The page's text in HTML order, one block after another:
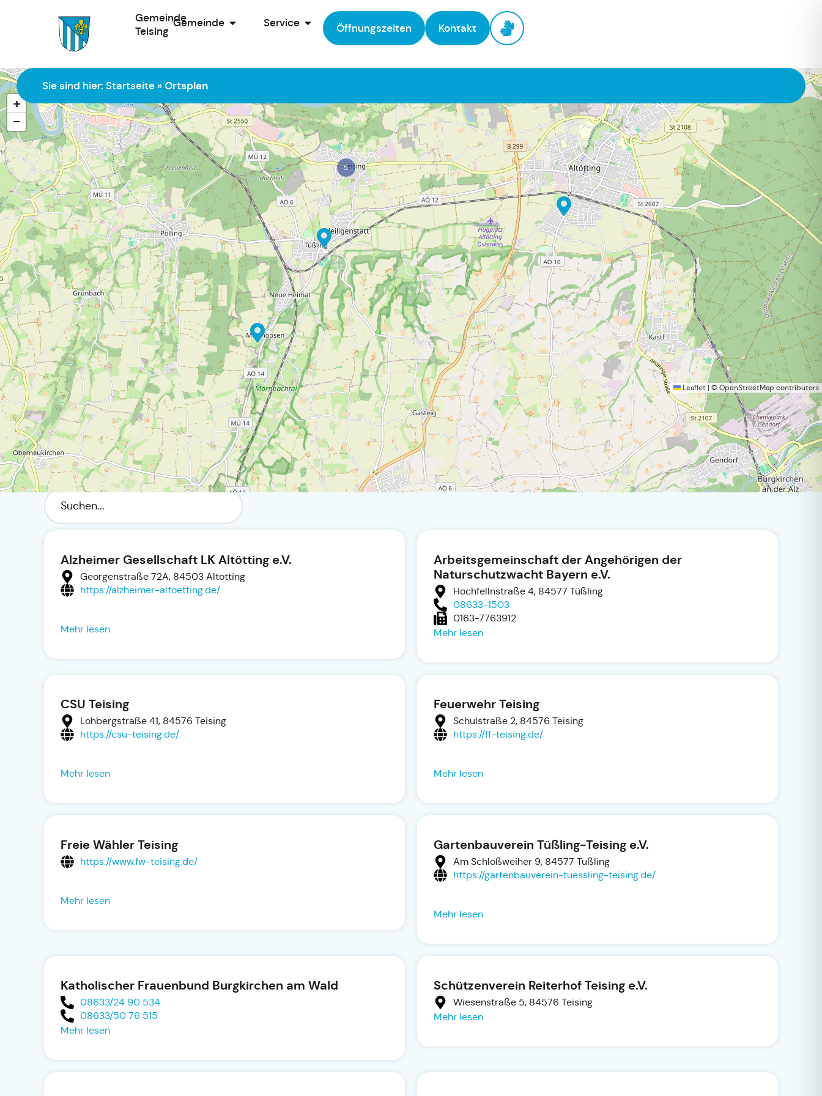
Gemeinde
Teising
Gemeinde Service Öffnungszeiten Kontakt
Sie sind hier: Startseite »Ortsplan
5
+
−
Leaflet | © OpenStreetMap contributors
Alles rund um Gemeinde Teising
Filtern Sie ihre Suche:
Firmen Vereine
Alzheimer Gesellschaft LK Altötting e.V.
Georgenstraße 72A, 84503 Altötting
https://alzheimer-altoetting.de/
Mehr lesen
Arbeitsgemeinschaft der Angehörigen der
Naturschutzwacht Bayern e.V.
Hochfellnstraße 4, 84577 Tüßling
08633-1503
0163-7763912
Mehr lesen
CSU Teising
Lohbergstraße 41, 84576 Teising
https://csu-teising.de/
Mehr lesen
Feuerwehr Teising
Schulstraße 2, 84576 Teising
https://ff-teising.de/
Mehr lesen
Freie Wähler Teising
https://www.fw-teising.de/
Mehr lesen
Gartenbauverein Tüßling-Teising e.V.
Am Schloßweiher 9, 84577 Tüßling
https://gartenbauverein-tuessling-teising.de/
Mehr lesen
Katholischer Frauenbund Burgkirchen am Wald
08633/24 90 534
08633/50 76 515
Mehr lesen
Schützenverein Reiterhof Teising e.V.
Wiesenstraße 5, 84576 Teising
Mehr lesen